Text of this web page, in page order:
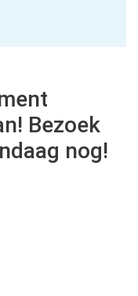
Bezoek
nog!